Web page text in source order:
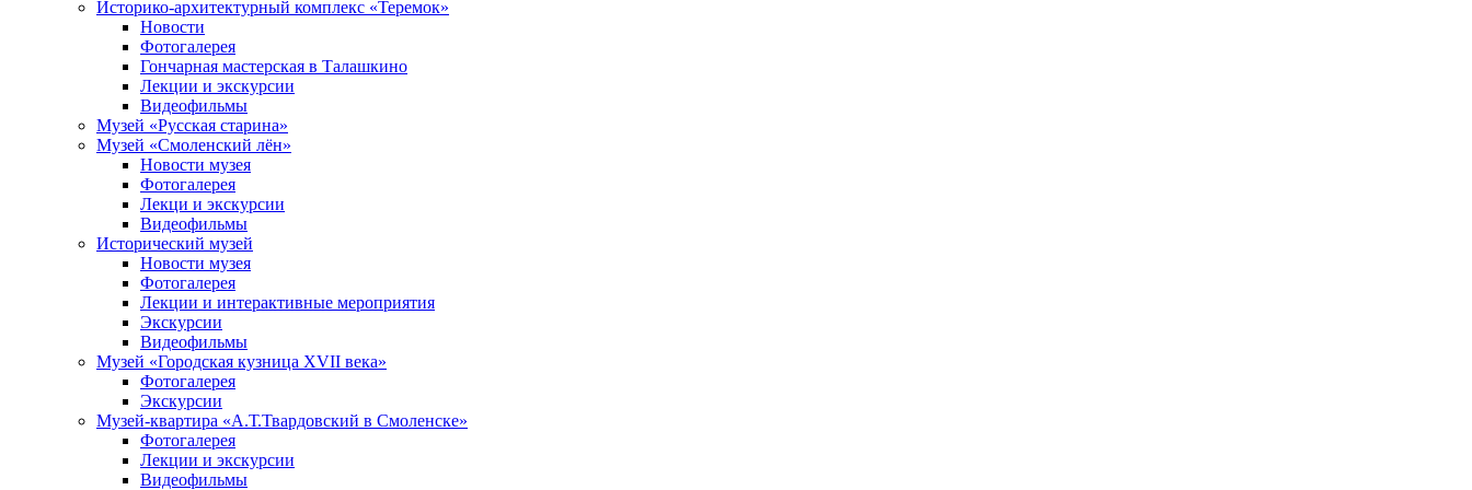
Историко-архитектурный комплекс «Теремок»
Новости
Фотогалерея
Гончарная мастерская в Талашкино
Лекции и экскурсии
Видеофильмы
Музей «Русская старина»
Музей «Смоленский лён»
Новости музея
Фотогалерея
Лекци и экскурсии
Видеофильмы
Исторический музей
Новости музея
Фотогалерея
Лекции и интерактивные мероприятия
Экскурсии
Видеофильмы
Музей «Городская кузница XVII века»
Фотогалерея
Экскурсии
Музей-квартира «А.Т.Твардовский в Смоленске»
Фотогалерея
Лекции и экскурсии
Видеофильмы